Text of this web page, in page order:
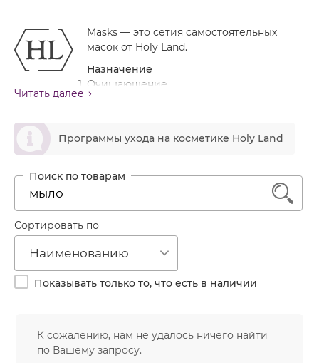
Крем солнцезащитный
Крем тональный
Лосьон
Мусс
Мыло
Набор косметики
Пилинг
Пудра
Шампунь
Заживление
Лечение акне
Обновление кожи
Очищение
Против морщин
Увлажнение
Канада
Россия
Masks — это сетия самостоятельных
масок от Holy Land.
Назначение
Очищающение
Сокращение пор
Читать далее
ဆ Программы ухода на косметике Holy Land
1
Сортировать по
Наименованию
Показывать только то, что есть в наличии
К сожалению, нам не удалось ничего найти
по Вашему запросу.